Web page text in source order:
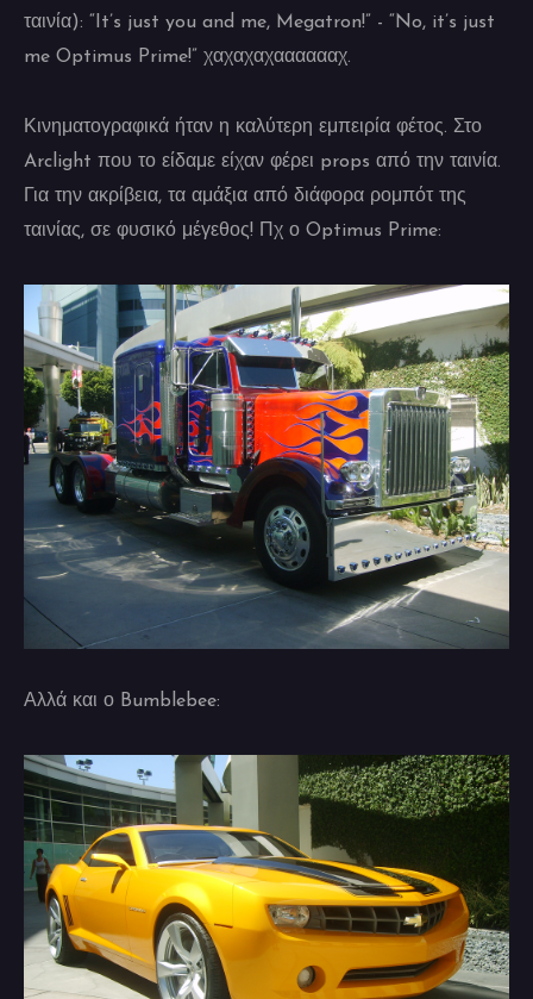
ταινία): “It’s just you and me, Megatron!” - “No, it’s just
me Optimus Prime!” χαχαχαχααααααχ.
Κινηματογραφικά ήταν η καλύτερη εμπειρία φέτος. Στο
Arclight που το είδαμε είχαν φέρει props από την ταινία.
Για την ακρίβεια, τα αμάξια από διάφορα ρομπότ της
ταινίας, σε φυσικό μέγεθος! Πχ ο Optimus Prime:
Αλλά και ο Bumblebee: